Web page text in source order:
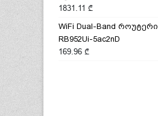
1831.11 ₾
WiFi Dual-Band როუტერი
RB952Ui-5ac2nD
169.96 ₾